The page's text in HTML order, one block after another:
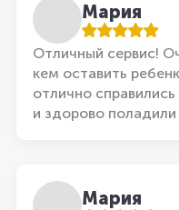
Мария
Отличный сервис!
кем оставить
отлично
и здорово
Мария